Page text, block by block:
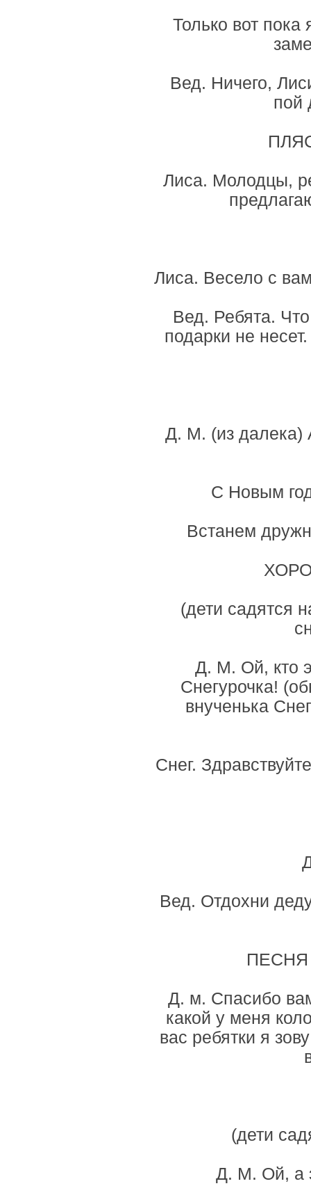
Только вот
Вед. Ничего,
пой
Лиса. Молодцы,
Лиса. Весело с
Вед. Ребята.
подарки не
Д. М. (из далека)
С Новым
Встанем
(дети садятся
Д. М. Ой, кто
Снегурочка!
внученька
Снег.
Вед. Отдохни
ПЕСНЯ
Д. м. Спасибо
какой у меня
вас ребятки я
(дети
Д. М. Ой, а